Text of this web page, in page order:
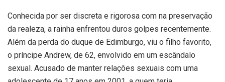
Conhecida por ser discreta e rigorosa com na preservação
da realeza, a rainha enfrentou duros golpes recentemente.
Além da perda do duque de Edimburgo, viu o filho favorito,
o príncipe Andrew, de 62, envolvido em um escândalo
sexual. Acusado de manter relações sexuais com uma